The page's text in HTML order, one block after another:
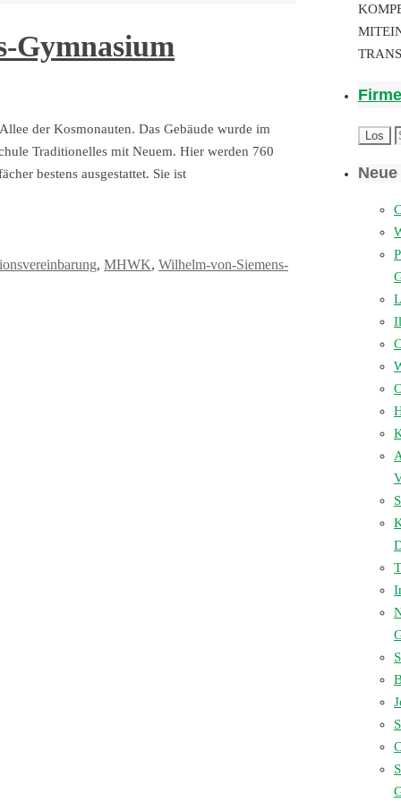
Gymnasium
der Kosmonauten. Das Gebäude wurde im
Traditionelles mit Neuem. Hier werden 760
bestens ausgestattet. Sie ist
, MHWK, Wilhelm-von-Siemens-